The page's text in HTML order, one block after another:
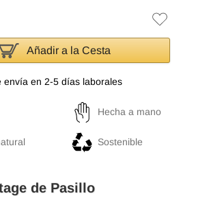
Añadir a la Cesta
envía en 2-5 días laborales
Hecha a mano
Sostenible
de Pasillo